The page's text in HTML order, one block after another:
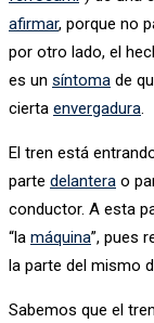
afirmar, porque no
por otro lado, el
es un síntoma de
cierta envergadura
El tren está
parte delantera o
conductor. A esta
“la máquina”, pues
la parte del mismo
Sabemos que el